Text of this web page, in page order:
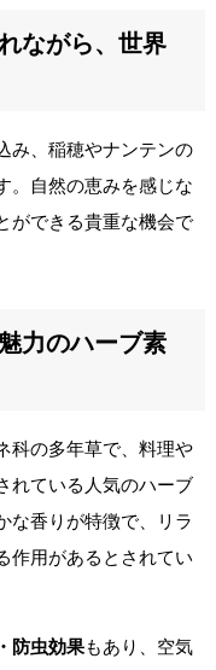
ながら、世界
み、稲穂やナンテンの
。自然の恵みを感じな
ができる貴重な機会で
力のハーブ素
科の多年草で、料理や
れている人気のハーブ
な香りが特徴で、リラ
作用があるとされてい
防虫効果もあり、空気